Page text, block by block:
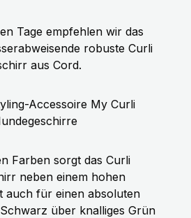
Tage empfehlen wir das
robuste Curli
aus Cord.
Accessoire My Curli
Farben sorgt das Curli
neben einem hohen
auch für einen absoluten
über knalliges Grün